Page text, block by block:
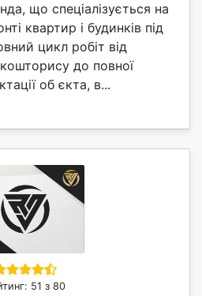
що спеціалізується на
квартир і будинків під
цикл робіт від
до повної
об єкта, в...
51 з 80